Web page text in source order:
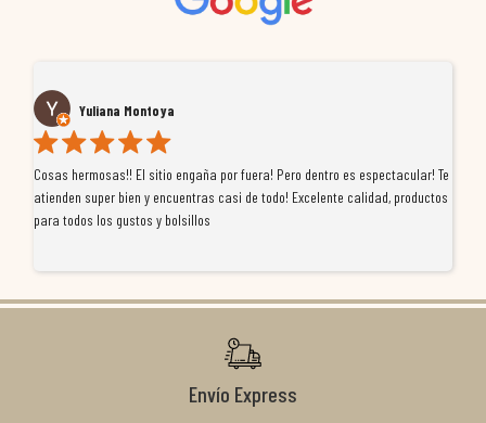
Yuliana Montoya
Cosas hermosas!! El sitio engaña por fuera! Pero dentro es espectacular! Te
atienden super bien y encuentras casi de todo! Excelente calidad, productos
para todos los gustos y bolsillos
Envío Express